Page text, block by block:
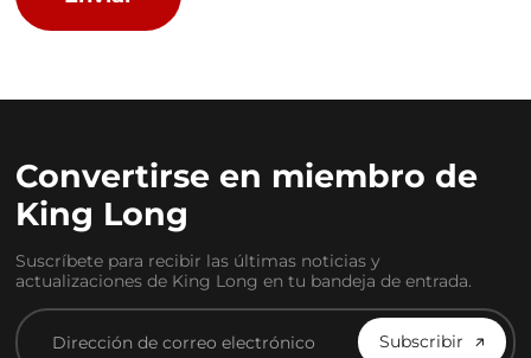
Convertirse en miembro de
King Long
Suscríbete para recibir las últimas noticias y
actualizaciones de King Long en tu bandeja de entrada.
Subscribir